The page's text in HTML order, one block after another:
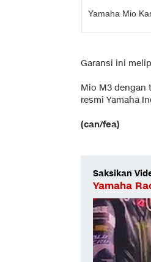
Yamaha Mio
Garansi ini
Mio M3 dengan
resmi Yamaha
(can/fea)
Saksikan
Yamaha